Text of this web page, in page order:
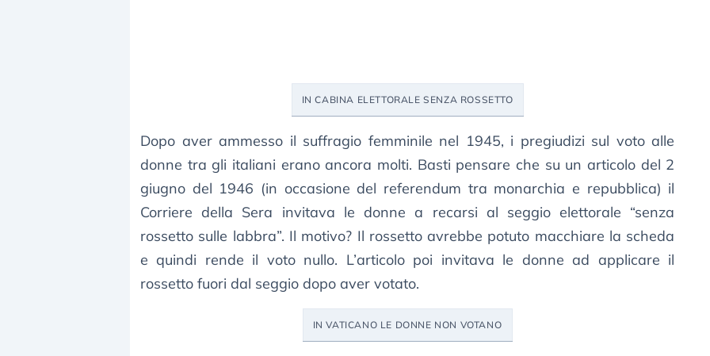
IN CABINA ELETTORALE SENZA ROSSETTO
Dopo aver ammesso il suffragio femminile nel 1945, i pregiudizi sul voto alle
donne tra gli italiani erano ancora molti. Basti pensare che su un articolo del 2
giugno del 1946 (in occasione del referendum tra monarchia e repubblica) il
Corriere della Sera invitava le donne a recarsi al seggio elettorale “senza
rossetto sulle labbra”. Il motivo? Il rossetto avrebbe potuto macchiare la scheda
e quindi rende il voto nullo. L’articolo poi invitava le donne ad applicare il
rossetto fuori dal seggio dopo aver votato.
IN VATICANO LE DONNE NON VOTANO